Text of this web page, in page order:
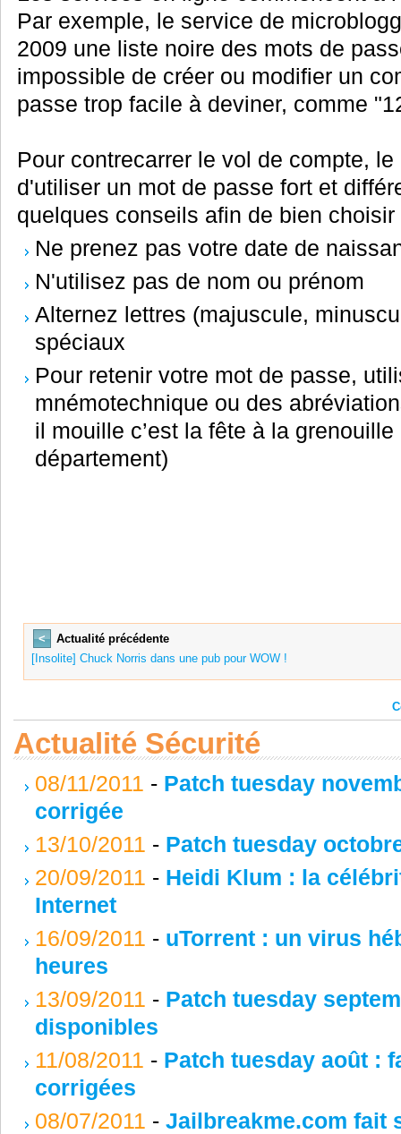
Par exemple, le service de
2009 une liste noire des mots de
impossible de créer ou modifier un
passe trop facile à deviner, comme
Pour contrecarrer le vol de compte,
d'utiliser un mot de passe fort et
quelques conseils afin de bien
Ne prenez pas votre date de
N'utilisez pas de nom ou prénom
Alternez lettres (majuscule,
spéciaux
Pour retenir votre mot de passe,
mnémotechnique ou des
il mouille c’est la fête à la
département)
<
Actualité précédente
[Insolite] Chuck Norris dans une pub pour WOW !
Actualité Sécurité
08/11/2011 - Patch tuesday
corrigée
13/10/2011 - Patch tuesday
20/09/2011 - Heidi Klum : la
Internet
16/09/2011 - uTorrent : un virus
heures
13/09/2011 - Patch tuesday
disponibles
11/08/2011 - Patch tuesday août :
corrigées
08/07/2011 - Jailbreakme.com fait